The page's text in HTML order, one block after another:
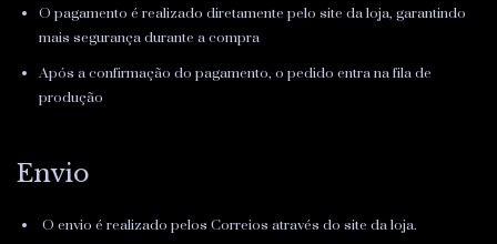
O pagamento é realizado diretamente pelo site da loja, garantindo
mais segurança durante a compra
Após a confirmação do pagamento, o pedido entra na fila de
produção
Envio
O envio é realizado pelos Correios através do site da loja.